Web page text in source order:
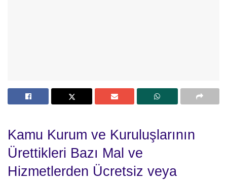
Kamu Kurum ve Kuruluşlarının
Ürettikleri Bazı Mal ve
Hizmetlerden Ücretsiz veya